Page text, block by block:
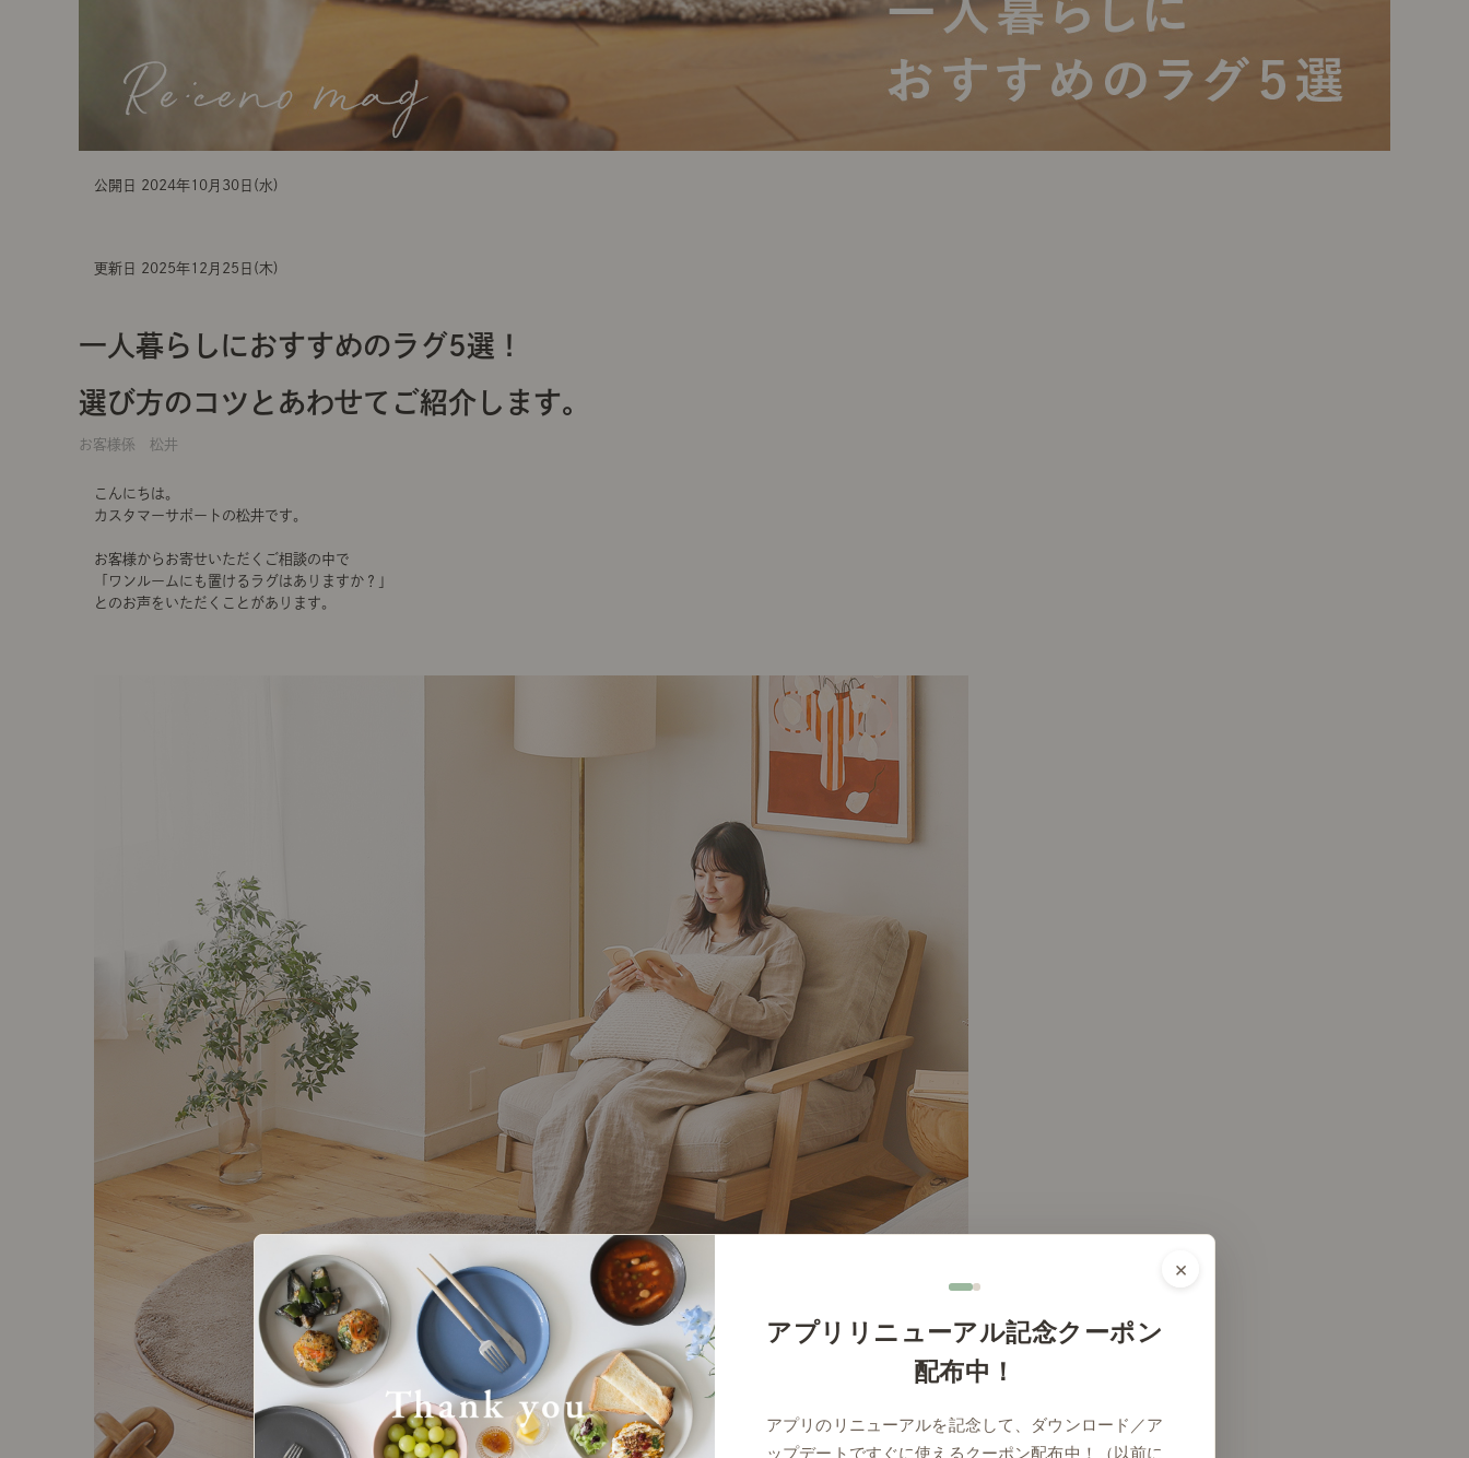
公開日 2024年10月30日(水)
更新日 2025年12月25日(木)
一人暮らしにおすすめのラグ5選！
選び方のコツとあわせてご紹介します。
お客様係 松井
こんにちは。
カスタマーサポートの松井です。
お客様からお寄せいただくご相談の中で
「ワンルームにも置けるラグはありますか？」
とのお声をいただくことがあります。
×
アプリリニューアル記念クーポン
配布中！
アプリのリニューアルを記念して、ダウンロード／ア
ップデートですぐに使えるクーポン配布中！（以前に